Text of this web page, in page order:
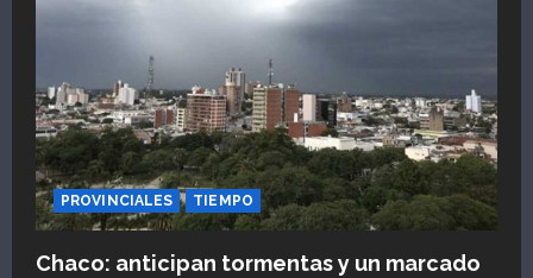
PROVINCIALES TIEMPO
Chaco: anticipan tormentas y un marcado